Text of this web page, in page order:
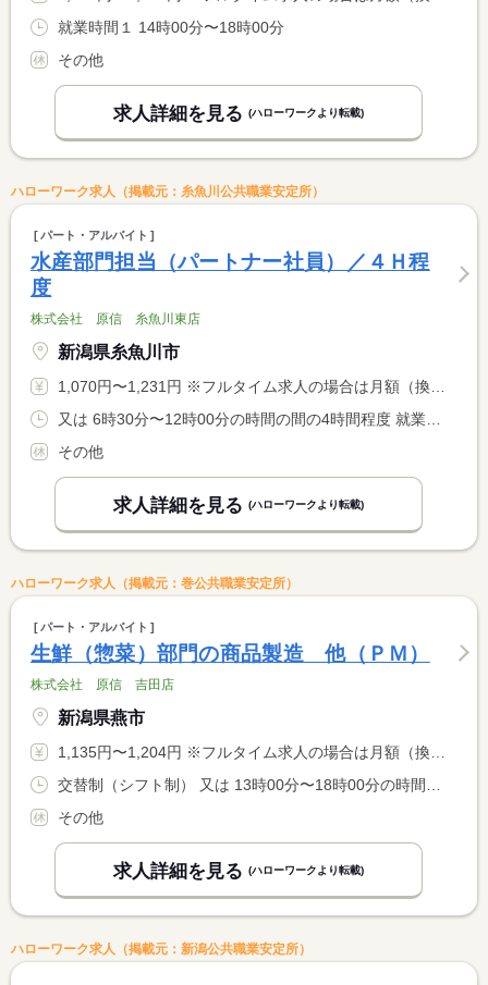
就業時間１ 14時00分〜18時00分
その他
求人詳細を見る (ハローワークより転載)
ハローワーク求人（掲載元：糸魚川公共職業安定所）
パート・アルバイト
水産部門担当（パートナー社員）／４Ｈ程
度
株式会社 原信 糸魚川東店
新潟県糸魚川市
1,070円〜1,231円 ※フルタイム求人の場合は月額（換算額）、パート求人の場合は時間額を表示しています。
又は 6時30分〜12時00分の時間の間の4時間程度 就業時間に関する特記事項 ＊時間の相談が可能です。
その他
求人詳細を見る (ハローワークより転載)
ハローワーク求人（掲載元：巻公共職業安定所）
パート・アルバイト
生鮮（惣菜）部門の商品製造 他（ＰＭ）
株式会社 原信 吉田店
新潟県燕市
1,135円〜1,204円 ※フルタイム求人の場合は月額（換算額）、パート求人の場合は時間額を表示しています。
交替制（シフト制） 又は 13時00分〜18時00分の時間の間の4時間程度
その他
求人詳細を見る (ハローワークより転載)
ハローワーク求人（掲載元：新潟公共職業安定所）